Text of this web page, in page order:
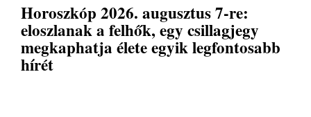
Horoszkóp 2026. augusztus 7-re:
eloszlanak a felhők, egy csillagjegy
megkaphatja élete egyik legfontosabb
hírét